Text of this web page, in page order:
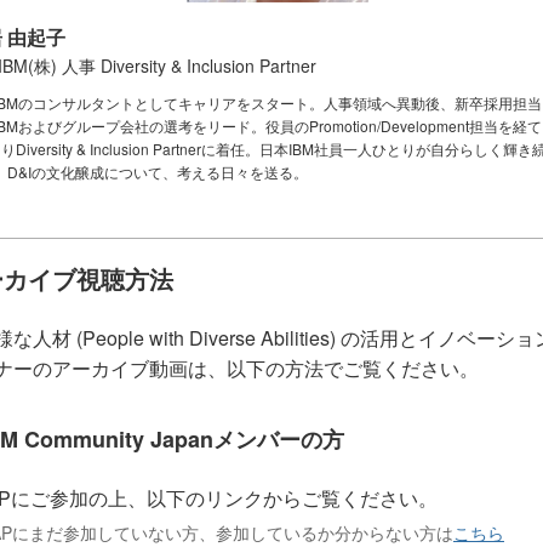
由起子
株) 人事 Diversity & Inclusion Partner
のコンサルタントとしてキャリアをスタート。人事領域へ異動後、新卒採用担
およびグループ会社の選考をリード。役員のPromotion/Development担当を経
Diversity & Inclusion Partnerに着任。日本IBM社員一人ひとりが自分らしく輝き
D&Iの文化醸成について、考える日々を送る。
イブ視聴方法
な人材 (People with Diverse Abilities) の活用とイノベーショ
ーのアーカイブ動画は、以下の方法でご覧ください。
Community Japanメンバーの方
にご参加の上、以下のリンクからご覧ください。
にまだ参加していない方、参加しているか分からない方はこちら